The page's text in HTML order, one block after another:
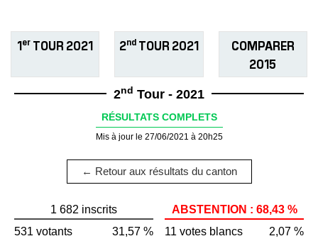
1er TOUR 2021 2ndTOUR 2021
COMPARER
2015
2nd Tour - 2021
RÉSULTATS COMPLETS
Mis à jour le 27/06/2021 à 20h25
← Retour aux résultats du canton
1 682 inscrits
531 votants
31,57 %
ABSTENTION : 68,43 %
11 votes blancs
2,07 %